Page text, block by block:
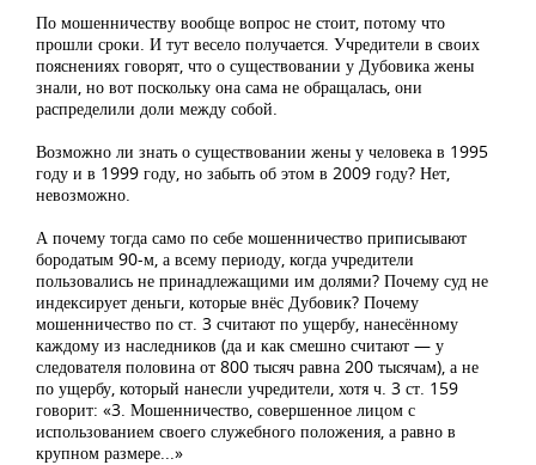
По мошенничеству вообще вопрос не стоит, потому что
прошли сроки. И тут весело получается. Учредители в своих
пояснениях говорят, что о существовании у Дубовика жены
знали, но вот поскольку она сама не обращалась, они
распределили доли между собой.
Возможно ли знать о существовании жены у человека в 1995
году и в 1999 году, но забыть об этом в 2009 году? Нет,
невозможно.
А почему тогда само по себе мошенничество приписывают
бородатым 90-м, а всему периоду, когда учредители
пользовались не принадлежащими им долями? Почему суд не
индексирует деньги, которые внёс Дубовик? Почему
мошенничество по ст. 3 считают по ущербу, нанесённому
каждому из наследников (да и как смешно считают — у
следователя половина от 800 тысяч равна 200 тысячам), а не
по ущербу, который нанесли учредители, хотя ч. 3 ст. 159
говорит: «3. Мошенничество, совершенное лицом с
использованием своего служебного положения, а равно в
крупном размере...»